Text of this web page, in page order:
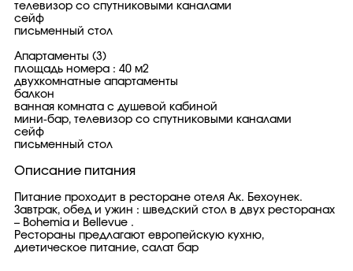
телевизор со спутниковыми каналами
сейф
письменный стол
Апартаменты (3)
площадь номера : 40 м2
двухкомнатные апартаменты
балкон
ванная комната с душевой кабиной
мини-бар, телевизор со спутниковыми каналами
сейф
письменный стол
Описание питания
Питание проходит в ресторане отеля Ак. Бехоунек.
Завтрак, обед и ужин : шведский стол в двух ресторанах
– Bohemia и Bellevue .
Рестораны предлагают европейскую кухню,
диетическое питание, салат бар